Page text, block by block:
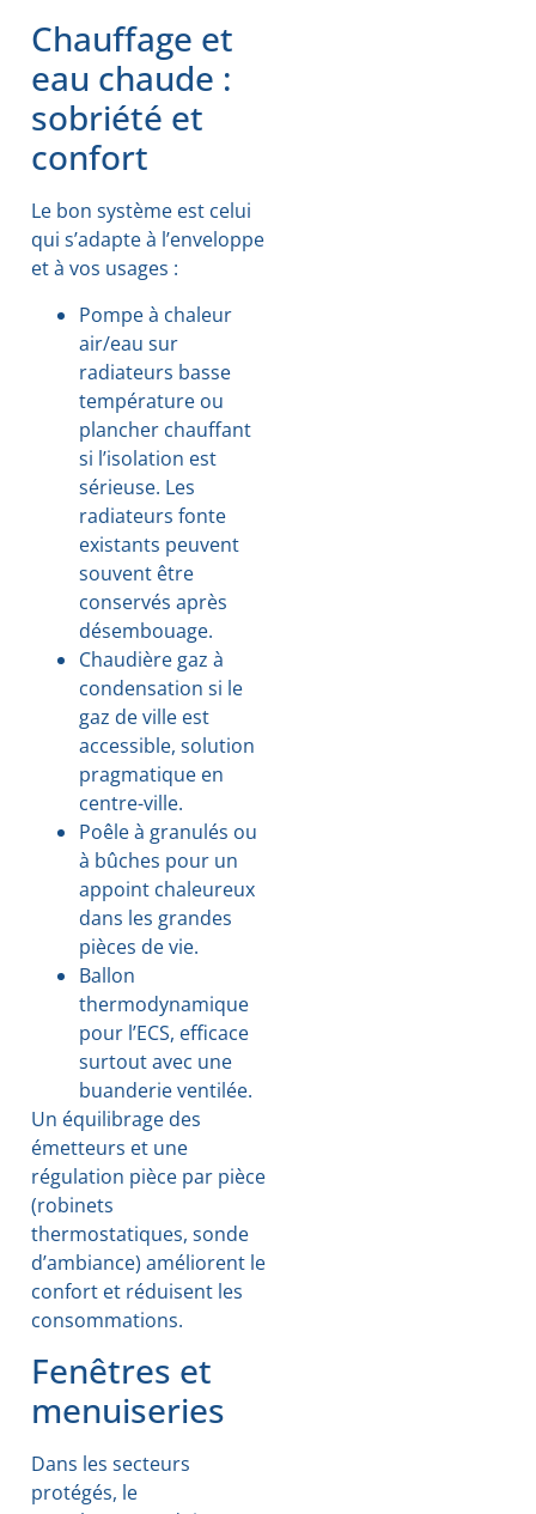
Chauffage et
eau chaude :
sobriété et
confort
Le bon système est celui
qui s’adapte à l’enveloppe
et à vos usages :
Pompe à chaleur
air/eau sur
radiateurs basse
température ou
plancher chauffant
si l’isolation est
sérieuse. Les
radiateurs fonte
existants peuvent
souvent être
conservés après
désembouage.
Chaudière gaz à
condensation si le
gaz de ville est
accessible, solution
pragmatique en
centre-ville.
Poêle à granulés ou
à bûches pour un
appoint chaleureux
dans les grandes
pièces de vie.
Ballon
thermodynamique
pour l’ECS, efficace
surtout avec une
buanderie ventilée.
Un équilibrage des
émetteurs et une
régulation pièce par pièce
(robinets
thermostatiques, sonde
d’ambiance) améliorent le
confort et réduisent les
consommations.
Fenêtres et
menuiseries
Dans les secteurs
protégés, le